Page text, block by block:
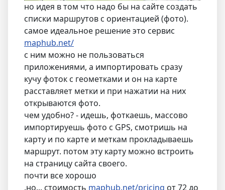
но идея в том что надо бы на сайте создать
списки маршрутов с ориентацией (фото).
самое идеальное решение это сервис
maphub.net/
с ним можно не пользоваться
приложениями, а импортировать сразу
кучу фоток с геометками и он на карте
расставляет метки и при нажатии на них
открываются фото.
чем удобно? - идешь, фоткаешь, массово
импортируешь фото с GPS, смотришь на
карту и по карте и меткам прокладываешь
маршрут. потом эту карту можно встроить
на страницу сайта своего.
почти все хорошо
.но... стоимость maphub.net/pricing от 72 до